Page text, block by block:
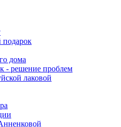
дома
- решение проблем
лаковой